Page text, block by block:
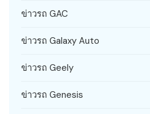
ข่าวรถ GAC
ข่าวรถ Galaxy Auto
ข่าวรถ Geely
ข่าวรถ Genesis